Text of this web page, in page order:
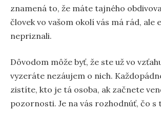
znamená to, že máte tajného
človek vo vašom okolí vás má rád, ale
nepriznali.
Dôvodom môže byť, že ste už vo
vyzeráte nezáujem o nich.
zistíte, kto je tá osoba, ak začnete
pozornosti. Je na vás rozhodnúť, čo s